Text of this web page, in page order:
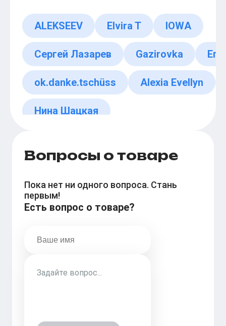
ALEKSEEV Elvira T IOWA
Сергей Лазарев Gazirovka
ok.danke.tschüss Alexia Evellyn
Нина Шацкая
Вопросы о товаре
Пока нет ни одного вопроса. Стань
первым!
Есть вопрос о товаре?